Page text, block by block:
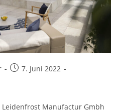
7. Juni 2022
Manufactur Gmbh